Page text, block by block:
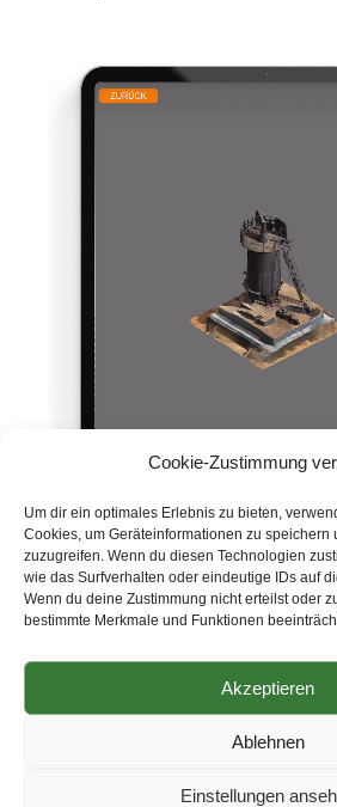
Cookie-Zustimmung
Um dir ein optimales Erlebnis zu bieten,
Cookies, um Geräteinformationen zu speichern
zuzugreifen. Wenn du diesen Technologien
wie das Surfverhalten oder eindeutige IDs auf
Wenn du deine Zustimmung nicht erteilst oder
bestimmte Merkmale und Funktionen
Akzeptieren
Ablehnen
Einstellungen
Copyright © 2025 Landkreis
AGB|